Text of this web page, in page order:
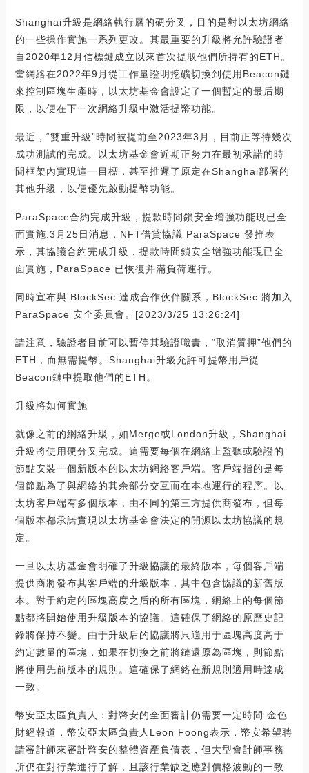
Shanghai升級是網絡執行層的硬分叉，目的是對以太坊網絡
的一些操作實施一系列更改。其最重要的升級將允許驗證者
自2020年12月信標鏈成立以來首次提取他們所持有的ETH。
當網絡在2022年9月從工作量證明挖礦切換到使用Beacon鏈
來控制區塊生產時，以太坊基金會設定了一個暫定的最后期
限，以便在下一次網絡升級中激活提幣功能。
最近，“雙重升級”時間被提前至2023年3月，目前正等待幾次
成功測試的完成。以太坊基金會近期正努力在最初承諾的時
間框架內實現這一目標，甚至推遲了原定在Shanghai部署的
其他升級，以便優先啟動提幣功能。
ParaSpace合約完成升級，提款時間鎖安全增強功能現已全
面實施:3月25日消息，NFT借貸協議 ParaSpace 發推表
示，其協議合約完成升級，提款時間鎖安全增強功能現已全
面實施，ParaSpace 已恢復并滿負荷運行。
同時宣布與 BlockSec 達成合作伙伴關系，BlockSec 將加入
ParaSpace 安全委員會。[2023/3/25 13:26:24]
請注意，驗證者目前可以暫停其驗證職責，“取消質押”他們的
ETH，而無需提幣。Shanghai升級允許可提幣用戶從
Beacon鏈中提取他們的ETH。
升級將如何實施
就像之前的網絡升級，如Merge或London升級，Shanghai
升級將使用硬分叉完成。這需要每個在網絡上監聽或驗證的
節點安裝一個新版本的以太坊網絡客戶端。客戶端指的是每
個節點為了與網絡的其余部分交互而在本地運行的程序。以
太坊客戶端有多個版本，由不同的第三方提供商發布，但每
個版本都承諾實現以太坊基金會決定的開源以太坊協議的規
定。
一旦以太坊基金會明確了升級協議的最終版本，每個客戶端
提供商將發布其客戶端的升級版本，其中包含協議的新舊版
本。對于約定的區塊高度之后的所有區塊，網絡上的每個節
點都將開始使用升級版本的協議。這確保了網絡的原歷史記
錄將保持不變。由于升級后的協議將只適用于區塊高度高于
約定數量的區塊，如果在切換之前將鏈還原為區塊，則節點
將使用先前版本的規則。這確保了網絡在新規則適用時達成
一致。
幣安亞太區負責人：對幣安的全面審計仍需要一定時間:金色
財經報道，幣安亞太區負責人Leon Foong表示，幣安希望聘
請審計師來審計幣安的整體資產負債表，但大型會計師事務
所仍在對行業進行了解，且該行業缺乏應對價格波動的一致